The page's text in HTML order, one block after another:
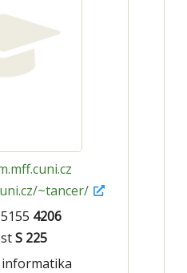
~tancer/
4206
S 225